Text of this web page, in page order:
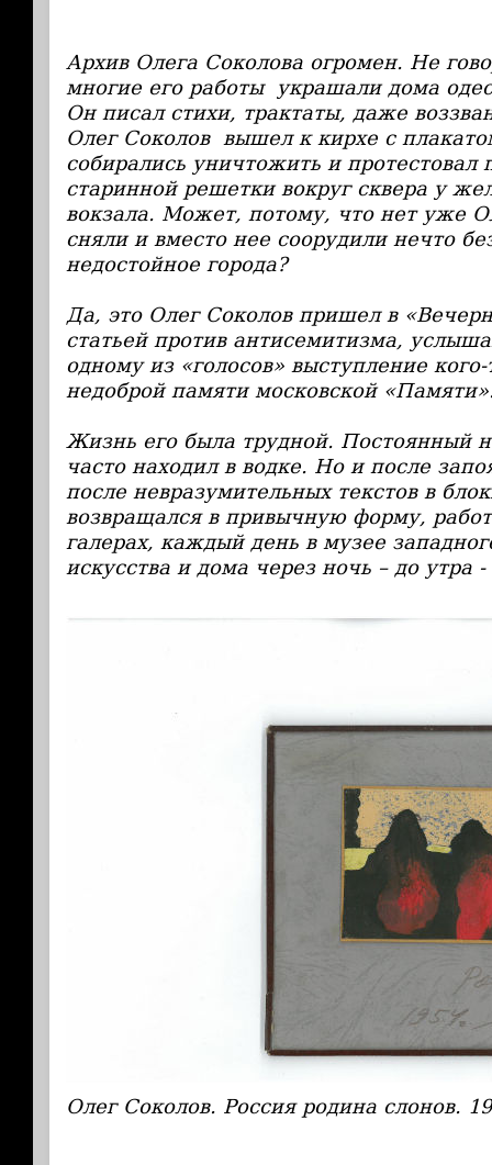
Архив Олега Соколова огромен. Не
многие его работы украшали дома
Он писал стихи, трактаты, даже
Олег Соколов вышел к кирхе с
собирались уничтожить и протестовал
старинной решетки вокруг сквера у
вокзала. Может, потому, что нет уже
сняли и вместо нее соорудили нечто
недостойное города?
Да, это Олег Соколов пришел в
статьей против антисемитизма,
одному из «голосов» выступление
недоброй памяти московской
Жизнь его была трудной. Постоянный
часто находил в водке. Но и после
после невразумительных текстов в
возвращался в привычную форму,
галерах, каждый день в музее
искусства и дома через ночь – до утра
Олег Соколов. Россия родина слонов.